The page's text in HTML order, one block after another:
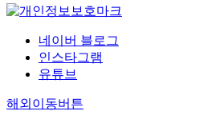
네이버 블로그
인스타그램
유튜브
해외이동버튼